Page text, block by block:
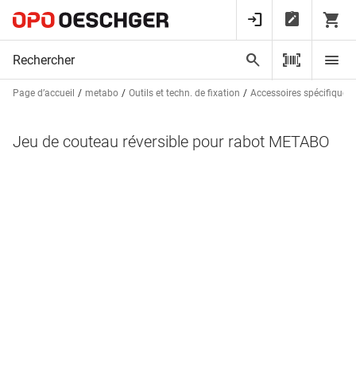
Page d’accueil metabo Outils et techn. de fixation Accessoires spécifiques
Jeu de couteau réversible pour rabot METABO